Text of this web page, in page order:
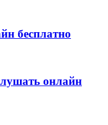
бесплатно
онлайн